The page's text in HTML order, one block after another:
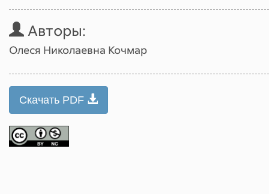
Авторы:
Олеся Николаевна Кочмар
Скачать PDF